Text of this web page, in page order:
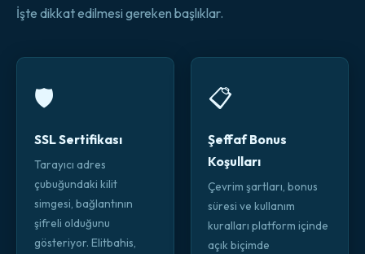
İşte dikkat edilmesi gereken başlıklar.
🛡️
SSL Sertifikası
Tarayıcı adres
çubuğundaki kilit
simgesi, bağlantının
şifreli olduğunu
gösteriyor. Elitbahis,
📋
Şeffaf Bonus
Koşulları
Çevrim şartları, bonus
süresi ve kullanım
kuralları platform içinde
açık biçimde